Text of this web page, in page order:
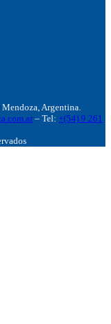
Argentina.
– Tel: +(54) 9 261